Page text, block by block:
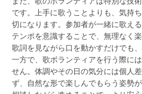
です。上手に歌うことよりも、気持
切になります。参加者が一緒に歌え
テンポを意識することで、無理なく
歌詞を見ながら口を動かすだけでも
一方で、歌ボランティアを行う際に
せん。体調やその日の気分には個人
ず、自然な形で楽しんでもらう姿勢